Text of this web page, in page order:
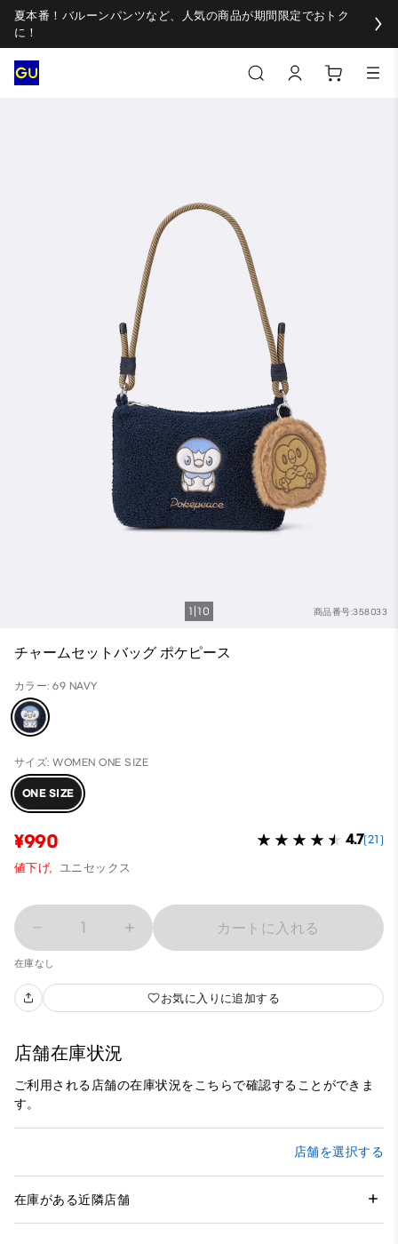
夏本番！バルーンパンツなど、人気の商品が期間限定でおトク
に！
商品番号:358033
1 10
チャームセットバッグ ポケピース
カラー: 69 NAVY
サイズ: WOMEN ONE SIZE
ONE SIZE
¥990 4.7(21)
値下げ, ユニセックス
1 カートに入れる
在庫なし
お気に入りに追加する
店舗在庫状況
ご利用される店舗の在庫状況をこちらで確認することができま
す。
店舗を選択する
在庫がある近隣店舗